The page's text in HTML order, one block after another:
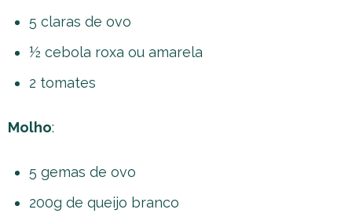
5 claras de ovo
½ cebola roxa ou amarela
2 tomates
Molho:
5 gemas de ovo
200g de queijo branco